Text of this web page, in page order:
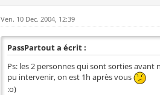
Ven. 10 Dec. 2004, 12:39
PassPartout a écrit :
Ps: les 2 personnes qui sont sorties
pu intervenir, on est 1h après vous
:o)